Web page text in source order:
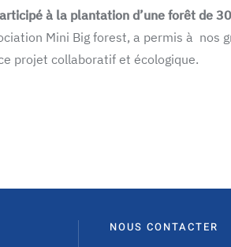
à la plantation d’une forêt de
Mini Big forest, a permis à nos
projet collaboratif et écologique.
NOUS CONTACTER